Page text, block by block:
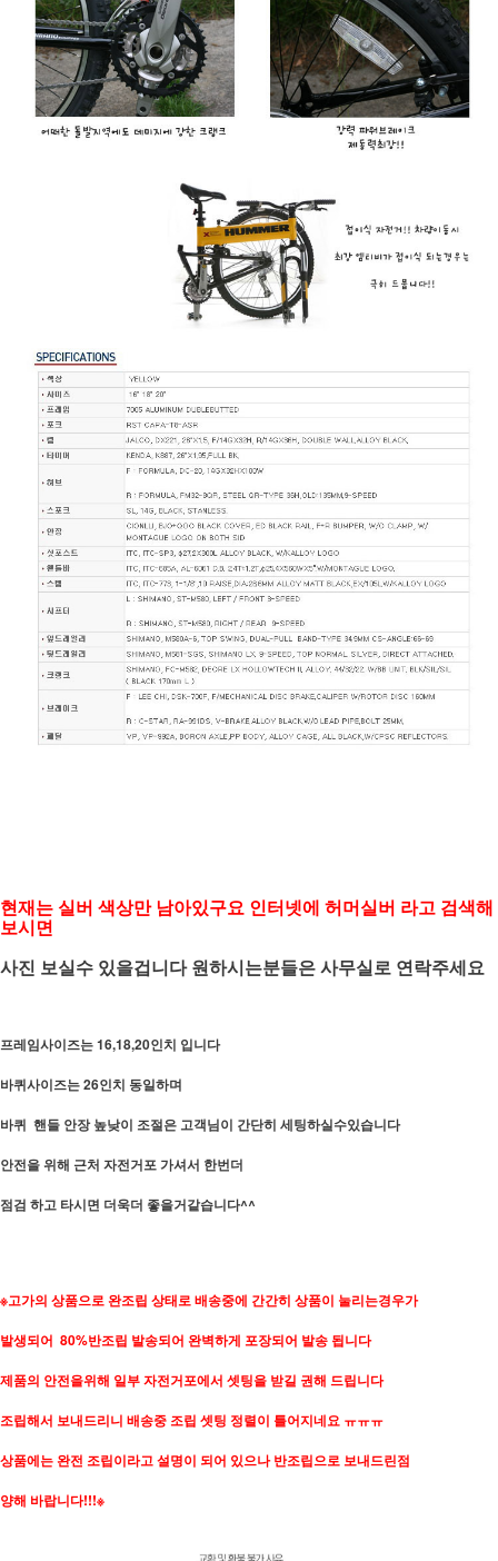
현재는 실버 색상만 남아있구요 인터넷에 허머실버 라고 검색해
보시면
사진 보실수 있을겁니다 원하시는분들은 사무실로 연락주세요
프레임사이즈는 16,18,20인치 입니다
바퀴사이즈는 26인치 동일하며
바퀴 핸들 안장 높낮이 조절은 고객님이 간단히 세팅하실수있습니다
안전을 위해 근처 자전거포 가셔서 한번더
점검 하고 타시면 더욱더 좋을거같습니다^^
※고가의 상품으로 완조립 상태로 배송중에 간간히 상품이 눌리는경우가
발생되어 80%반조립 발송되어 완벽하게 포장되어 발송 됩니다
제품의 안전을위해 일부 자전거포에서 셋팅을 받길 권해 드립니다
조립해서 보내드리니 배송중 조립 셋팅 정렬이 틀어지네요 ㅠㅠㅠ
상품에는 완전 조립이라고 설명이 되어 있으나 반조립으로 보내드린점
양해 바랍니다!!!※